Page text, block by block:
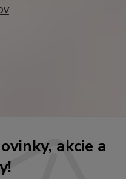
akcie a